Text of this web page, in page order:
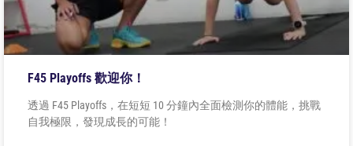
F45 Playoffs 歡迎你！
透過 F45 Playoffs，在短短 10 分鐘內全面檢測你的體能，挑戰
自我極限，發現成長的可能！